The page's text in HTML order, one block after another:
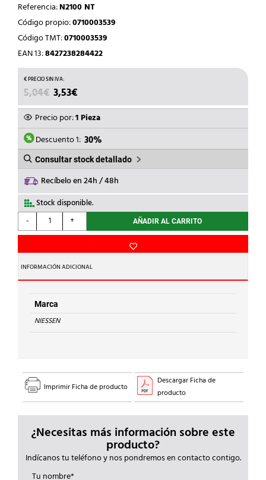
Referencia:N2100 NT
Código propio:0710003539
Código TMT:0710003539
EAN 13:8427238284422
5,04€ EL
PRECIO
ORIGINAL
ERA:
5,04€.
3,53€
PRECIO
ACTUAL
ES:
3,53€.
Precio por:1 Pieza
Descuento 1: 30%
Consultar stock detallado
Recíbelo en 24h / 48h
Stock disponible.
-
NIESSEN
-
CIEGA
CON
1
MÓDULO
ZENIT
NEGRO
cantidad
+ AÑADIR AL CARRITO
INFORMACIÓN ADICIONAL
Marca
NIESSEN
Imprimir Ficha de producto
Descargar Ficha de
producto
¿Necesitas más información sobre este
producto?
Indícanos tu teléfono y nos pondremos en contacto contigo.
Tu nombre*